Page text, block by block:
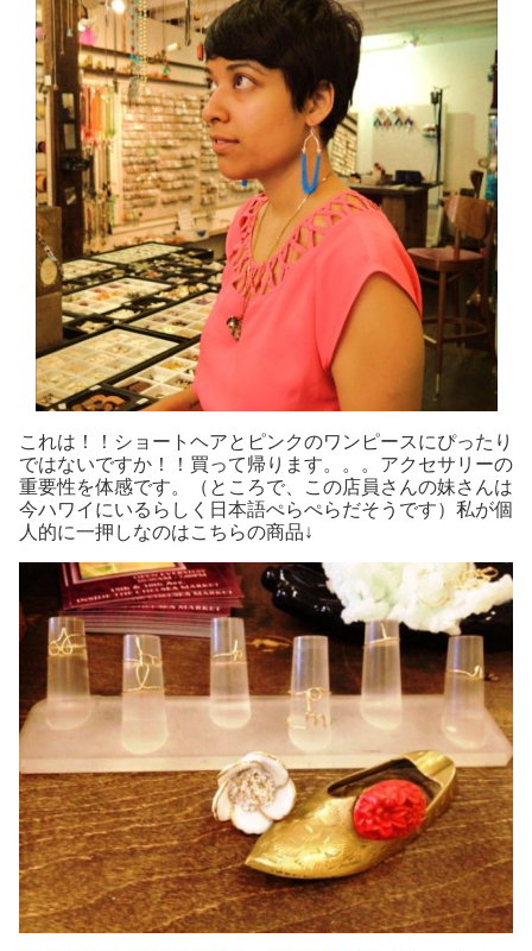
これは！！ショートヘアとピンクのワンピースにぴったり
ではないですか！！買って帰ります。。。アクセサリーの
重要性を体感です。（ところで、この店員さんの妹さんは
今ハワイにいるらしく日本語ぺらぺらだそうです）私が個
人的に一押しなのはこちらの商品↓